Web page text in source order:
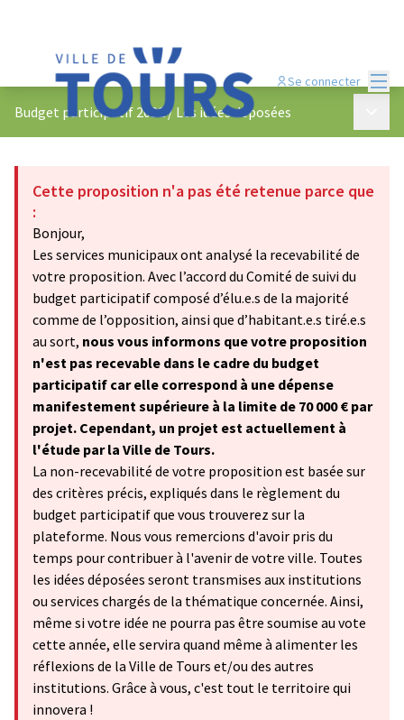
Se connecter
Budget participatif 2022/ Les idées déposées
Cette proposition n'a pas été retenue parce que
:
Bonjour,
Les services municipaux ont analysé la recevabilité de
votre proposition. Avec l’accord du Comité de suivi du
budget participatif composé d’élu.e.s de la majorité
comme de l’opposition, ainsi que d’habitant.e.s tiré.e.s
au sort, nous vous informons que votre proposition
n'est pas recevable dans le cadre du budget
participatif car elle correspond à une dépense
manifestement supérieure à la limite de 70 000 € par
projet. Cependant, un projet est actuellement à
l'étude par la Ville de Tours.
La non-recevabilité de votre proposition est basée sur
des critères précis, expliqués dans le règlement du
budget participatif que vous trouverez sur la
plateforme. Nous vous remercions d'avoir pris du
temps pour contribuer à l'avenir de votre ville. Toutes
les idées déposées seront transmises aux institutions
ou services chargés de la thématique concernée. Ainsi,
même si votre idée ne pourra pas être soumise au vote
cette année, elle servira quand même à alimenter les
réflexions de la Ville de Tours et/ou des autres
institutions. Grâce à vous, c'est tout le territoire qui
innovera !